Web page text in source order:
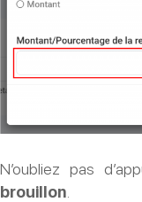
N’oubliez pas
brouillon